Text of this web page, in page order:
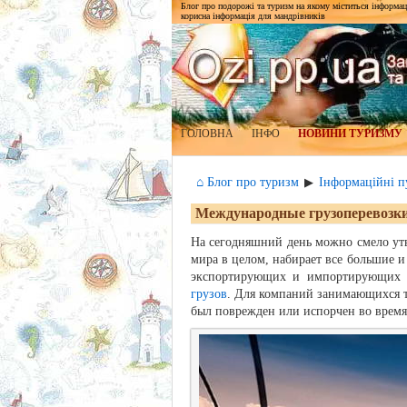
Блог про подорожі та туризм на якому міститься
корисна інформація для мандрівників
ГОЛОВНА ІНФО НОВИНИ ТУРИЗМУ
⌂ Блог про туризм ▶ Інформаційні
Международные
На сегодняшний день можно смело
мира в целом, набирает все большие
экспортирующих и импортирующих
грузов. Для компаний занимающихся
был поврежден или испорчен во